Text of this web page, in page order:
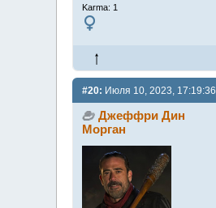
Karma: 1
#20: Июля 10, 2023, 17:19:36
Джеффри Дин
Морган